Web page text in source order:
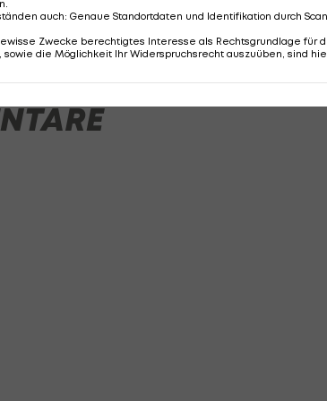
auch: Genaue Standortdaten und Identifikation durch
Zwecke berechtigtes Interesse als Rechtsgrundlage für
die Möglichkeit Ihr Widerspruchsrecht auszuüben, sind